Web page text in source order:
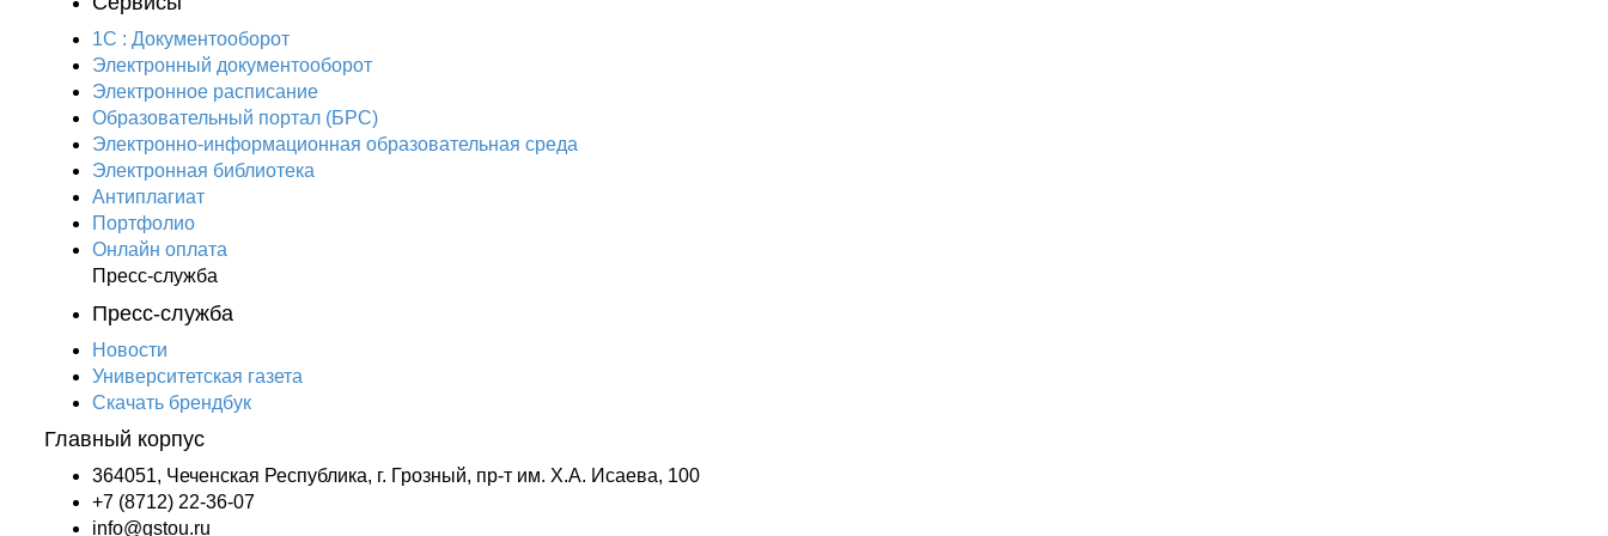
1С : Документооборот
Электронный документооборот
Электронное расписание
Образовательный портал (БРС)
Электронно-информационная образовательная среда
Электронная библиотека
Антиплагиат
Портфолио
Онлайн оплата
Пресс-служба
Пресс-служба
Новости
Университетская газета
Скачать брендбук
Главный корпус
364051, Чеченская Республика, г. Грозный, пр-т им. Х.А. Исаева, 100
+7 (8712) 22-36-07
info@gstou.ru